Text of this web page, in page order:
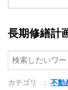
長期修繕計
カテゴリ : 不動